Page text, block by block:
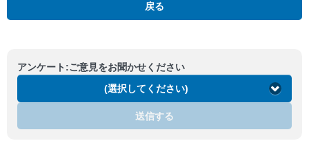
戻る
アンケート:ご意見をお聞かせください
(選択してください)
送信する